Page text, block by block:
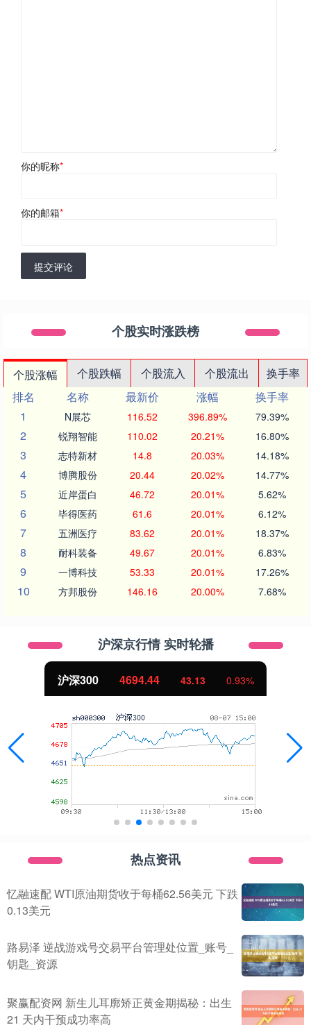
你的昵称*
你的邮箱*
提交评论
个股实时涨跌榜
个股涨幅 个股跌幅 个股流入 个股流出
换手率
排名
名称 最新价 涨幅
换手率
1
N展芯 116.52 396.89% 79.39%
2 锐翔智能 110.02 20.21% 16.80%
3 志特新材 14.8 20.03% 14.18%
4 博腾股份 20.44 20.02% 14.77%
5 近岸蛋白 46.72 20.01% 5.62%
6 毕得医药 61.6 20.01% 6.12%
7 五洲医疗 83.62 20.01% 18.37%
8 耐科装备 49.67 20.01% 6.83%
9 一博科技 53.33 20.01% 17.26%
10 方邦股份 146.16 20.00% 7.68%
沪深京行情 实时轮播
沪深300 4694.44 43.13 0.93%
热点资讯
忆融速配 WTI原油期货收于每桶62.56美元 下跌
0.13美元
路易泽 逆战游戏号交易平台管理处位置_账号_
钥匙_资源
聚赢配资网 新生儿耳廓矫正黄金期揭秘：出生
21 天内干预成功率高